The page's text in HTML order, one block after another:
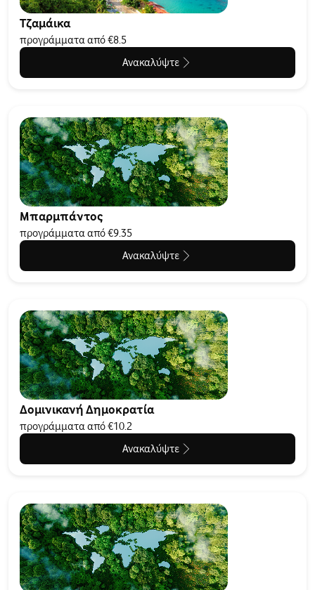
Τζαμάικα
προγράμματα από €8.5
Ανακαλύψτε
Μπαρμπάντος
προγράμματα από €9.35
Ανακαλύψτε
Δομινικανή Δημοκρατία
προγράμματα από €10.2
Ανακαλύψτε